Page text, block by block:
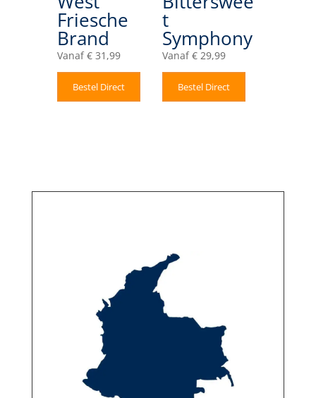
Friesche
Brand
Vanaf €31,99
Bestel Direct
t
Symphony
Vanaf €29,99
Bestel Direct